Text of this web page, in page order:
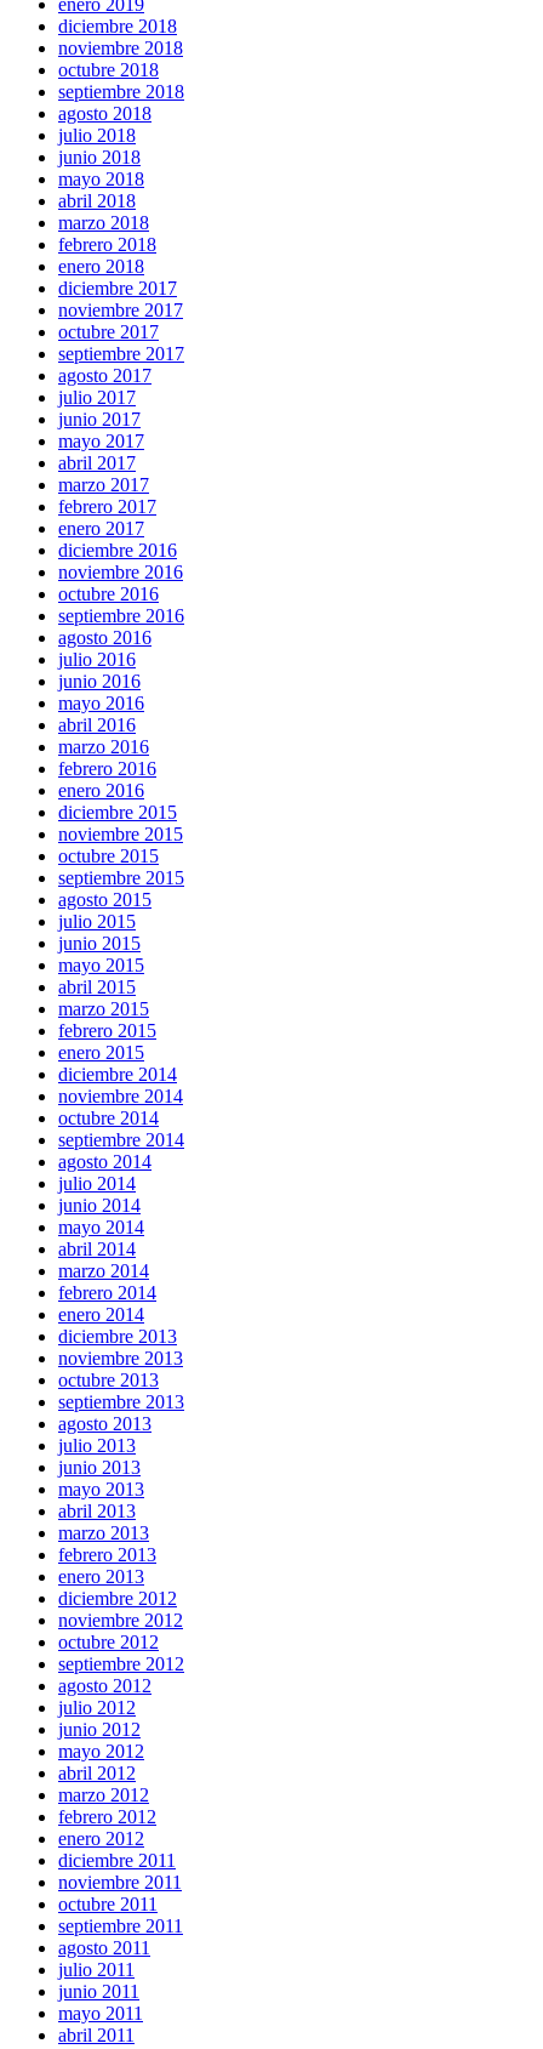
enero 2019
diciembre 2018
noviembre 2018
octubre 2018
septiembre 2018
agosto 2018
julio 2018
junio 2018
mayo 2018
abril 2018
marzo 2018
febrero 2018
enero 2018
diciembre 2017
noviembre 2017
octubre 2017
septiembre 2017
agosto 2017
julio 2017
junio 2017
mayo 2017
abril 2017
marzo 2017
febrero 2017
enero 2017
diciembre 2016
noviembre 2016
octubre 2016
septiembre 2016
agosto 2016
julio 2016
junio 2016
mayo 2016
abril 2016
marzo 2016
febrero 2016
enero 2016
diciembre 2015
noviembre 2015
octubre 2015
septiembre 2015
agosto 2015
julio 2015
junio 2015
mayo 2015
abril 2015
marzo 2015
febrero 2015
enero 2015
diciembre 2014
noviembre 2014
octubre 2014
septiembre 2014
agosto 2014
julio 2014
junio 2014
mayo 2014
abril 2014
marzo 2014
febrero 2014
enero 2014
diciembre 2013
noviembre 2013
octubre 2013
septiembre 2013
agosto 2013
julio 2013
junio 2013
mayo 2013
abril 2013
marzo 2013
febrero 2013
enero 2013
diciembre 2012
noviembre 2012
octubre 2012
septiembre 2012
agosto 2012
julio 2012
junio 2012
mayo 2012
abril 2012
marzo 2012
febrero 2012
enero 2012
diciembre 2011
noviembre 2011
octubre 2011
septiembre 2011
agosto 2011
julio 2011
junio 2011
mayo 2011
abril 2011